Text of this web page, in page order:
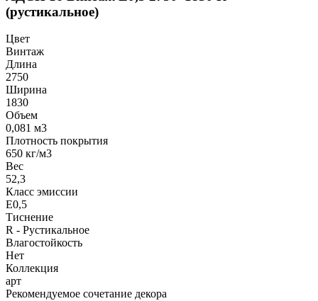
(рустикальное)
Цвет
Винтаж
Длина
2750
Ширина
1830
Объем
0,081 м3
Плотность покрытия
650 кг/м3
Вес
52,3
Класс эмиссии
Е0,5
Тиснение
R - Рустикальное
Влагостойкость
Нет
Коллекция
арт
Рекомендуемое сочетание декора